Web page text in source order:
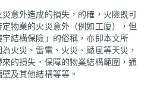
意外造成的損失，的確，火險既可
物業的火災意外（例如工廈），但
結構保險」的俗稱，亦即本文所
火災、雷電、火災、颳風等天災，
的損失。保障的物業結構範圍，通
及其他結構等等。